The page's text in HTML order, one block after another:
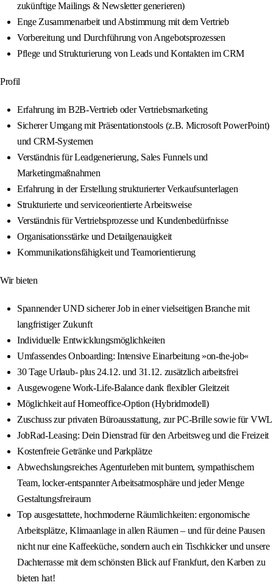
zukünftige Mailings & Newsletter generieren)
Enge Zusammenarbeit und Abstimmung mit dem Vertrieb
Vorbereitung und Durchführung von Angebotsprozessen
Pflege und Strukturierung von Leads und Kontakten im CRM
Profil
Erfahrung im B2B-Vertrieb oder Vertriebsmarketing
Sicherer Umgang mit Präsentationstools (z.B. Microsoft PowerPoint)
und CRM-Systemen
Verständnis für Leadgenerierung, Sales Funnels und
Marketingmaßnahmen
Erfahrung in der Erstellung strukturierter Verkaufsunterlagen
Strukturierte und serviceorientierte Arbeitsweise
Verständnis für Vertriebsprozesse und Kundenbedürfnisse
Organisationsstärke und Detailgenauigkeit
Kommunikationsfähigkeit und Teamorientierung
Wir bieten
Spannender UND sicherer Job in einer vielseitigen Branche mit
langfristiger Zukunft
Individuelle Entwicklungsmöglichkeiten
Umfassendes Onboarding: Intensive Einarbeitung »on-the-job«
30 Tage Urlaub- plus 24.12. und 31.12. zusätzlich arbeitsfrei
Ausgewogene Work-Life-Balance dank flexibler Gleitzeit
Möglichkeit auf Homeoffice-Option (Hybridmodell)
Zuschuss zur privaten Büroausstattung, zur PC-Brille sowie für VWL
JobRad-Leasing: Dein Dienstrad für den Arbeitsweg und die Freizeit
Kostenfreie Getränke und Parkplätze
Abwechslungsreiches Agenturleben mit buntem, sympathischem
Team, locker-entspannter Arbeitsatmosphäre und jeder Menge
Gestaltungsfreiraum
Top ausgestattete, hochmoderne Räumlichkeiten: ergonomische
Arbeitsplätze, Klimaanlage in allen Räumen – und für deine Pausen
nicht nur eine Kaffeeküche, sondern auch ein Tischkicker und unsere
Dachterrasse mit dem schönsten Blick auf Frankfurt, den Karben zu
bieten hat!